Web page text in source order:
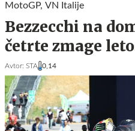
MotoGP, VN Italije
Bezzecchi na
četrte zmage
Avtor: STA 0,14